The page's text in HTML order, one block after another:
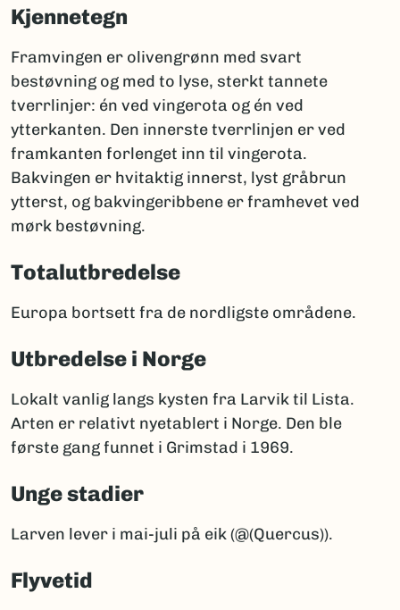
Kjennetegn
Framvingen er olivengrønn med svart
bestøvning og med to lyse, sterkt tannete
tverrlinjer: én ved vingerota og én ved
ytterkanten. Den innerste tverrlinjen er ved
framkanten forlenget inn til vingerota.
Bakvingen er hvitaktig innerst, lyst gråbrun
ytterst, og bakvingeribbene er framhevet ved
mørk bestøvning.
Totalutbredelse
Europa bortsett fra de nordligste områdene.
Utbredelse i Norge
Lokalt vanlig langs kysten fra Larvik til Lista.
Arten er relativt nyetablert i Norge. Den ble
første gang funnet i Grimstad i 1969.
Unge stadier
Larven lever i mai-juli på eik (@(Quercus)).
Flyvetid